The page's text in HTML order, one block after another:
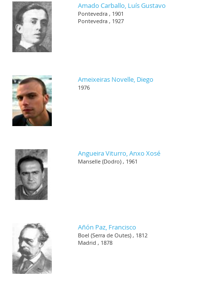
Amado Carballo, Luís Gustavo
Pontevedra , 1901
Pontevedra , 1927
Ameixeiras Novelle, Diego
1976
Angueira Viturro, Anxo Xosé
Manselle (Dodro) , 1961
Añón Paz, Francisco
Boel (Serra de Outes) , 1812
Madrid , 1878